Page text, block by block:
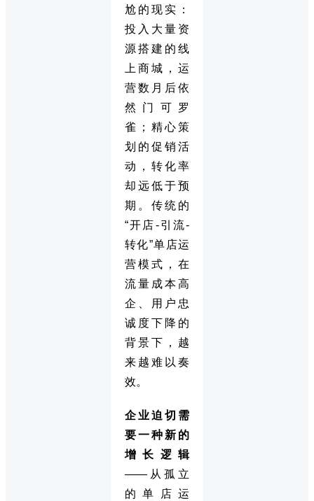
尬的现实：
投入大量资
源搭建的线
上商城，运
营数月后依
然门可罗
雀；精心策
划的促销活
动，转化率
却远低于预
期。传统的
“开店-引流-
转化”单店运
营模式，在
流量成本高
企、用户忠
诚度下降的
背景下，越
来越难以奏
效。
企业迫切需
要一种新的
增长逻辑
——从孤立
的单店运